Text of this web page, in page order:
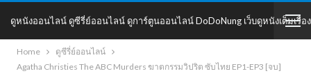
ดูหนังออนไลน์ ดูซีรี่ย์ออนไลน์ ดูการ์ตูนออนไลน์ DoDoNung เว็บดูหนังเต็มเรื่อง
DoDoNung
Home
ดูซีรี่ย์ออนไลน์
Agatha Christies The ABC Murders ฆาตกรรมวิปริต ซับไทย EP1-EP3 [จบ]